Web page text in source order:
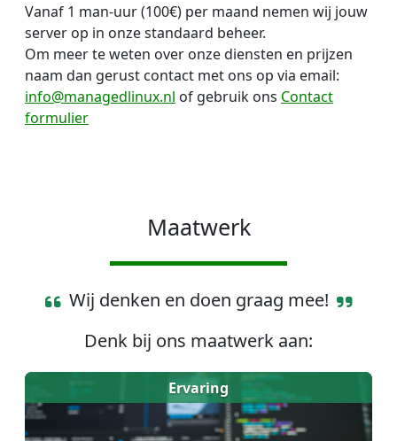
Vanaf 1 man-uur (100€) per maand nemen wij jouw
server op in onze standaard beheer.
Om meer te weten over onze diensten en prijzen
naam dan gerust contact met ons op via email:
info@managedlinux.nl of gebruik ons Contact
formulier
Maatwerk
Wij denken en doen graag mee!
Denk bij ons maatwerk aan:
Ervaring